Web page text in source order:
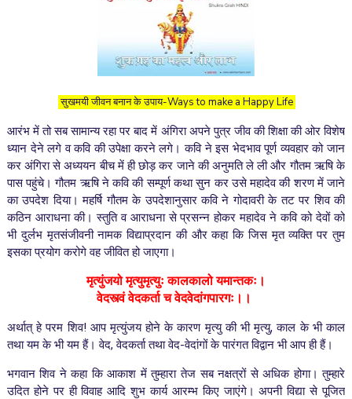
सुखमयी जीवन बनान के उपाय-Ways to make a Happy Life
आरंभ में तो सब सामान्य रहा पर बाद में अंगिरा अपने पुत्र जीव की शिक्षा की ओर विशेष
ध्यान देने लगे व कवि की उपेक्षा करने लगे। कवि ने इस भेदभाव पूर्ण व्यवहार को जान
कर अंगिरा से अध्ययन बीच में ही छोड़ कर जाने की अनुमति ले ली और गौतम ऋषि के
पास पहुंचे। गौतम ऋषि ने कवि की सम्पूर्ण कथा सुन कर उसे महादेव की शरण में जाने
का उपदेश दिया। महर्षि गौतम के उपदेशानुसार कवि ने गोदावरी के तट पर शिव की
कठिन आराधना की। स्तुति व आराधना से प्रसन्न होकर महादेव ने कवि को देवों को
भी दुर्लभ मृतसंजीवनी नामक विद्याप्रदान की और कहा कि जिस मृत व्यक्ति पर तुम
इसका प्रयोग करोगे वह जीवित हो जाएगा।
मृत्युंजयो मृत्युमृत्युः कालकालो यमान्तकः।
वेदस्त्वं वेदकर्ता च वेदवेदांगपारगः।।
अर्थात् हे परम शिव! आप मृत्युंजय होने के कारण मृत्यु की भी मृत्यु, काल के भी काल
तथा यम के भी यम हैं। वेद, वेदकर्ता तथा वेद-वेदांगों के पारंगत विद्वान भी आप ही हैं।
भगवान शिव ने कहा कि आकाश में तुम्हारा तेज सब नक्षत्रों से अधिक होगा। तुम्हारे
उदित होने पर ही विवाह आदि शुभ कार्य आरम्भ किए जाएंगे। अपनी विद्या से पूजित